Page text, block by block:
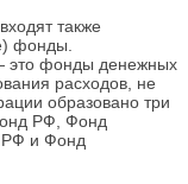
также
фонды.
это фонды денежных
расходов, не
образовано три
РФ, Фонд
РФ и Фонд